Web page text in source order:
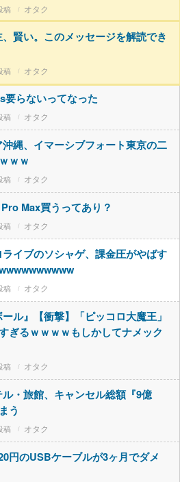
オタク
、賢い。このメッセージを解読でき
オタク
要らないってなった
オタク
縄、イマーシブフォート東京の二
ｗｗ
オタク
Max買うってあり？
オタク
ライブのソシャゲ、課金圧がやばす
オタク
ール』【衝撃】「ピッコロ大魔王」
ぎるｗｗｗｗもしかしてナメック
オタク
・旅館、キャンセル総額『9億
う
オタク
円のUSBケーブルが3ヶ月でダメ